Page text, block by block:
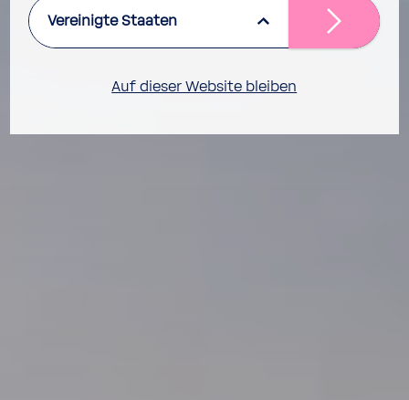
Vereinigte Staaten
Auf dieser Website bleiben